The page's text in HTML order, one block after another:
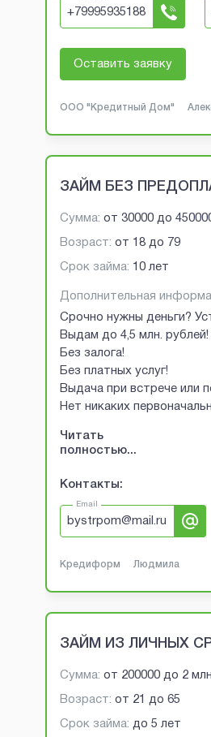
+79995935188
Оставить заявку
ООО "Кредитный Дом"
ЗАЙМ БЕЗ
Сумма: от 30000 до
Возраст: от 18 до 79
Срок займа: 10 лет
Дополнительная
Срочно нужны деньги?
Выдам до 4,5 млн. рублей!
Без залога!
Без платных услуг!
Выдача при встрече или
Нет никаких
Читать
полностью...
Контакты:
Email
bystrpom@mail.ru
Кредиформ Людмила
ЗАЙМ ИЗ ЛИЧНЫХ
Сумма: от 200000 до 2 млн
Возраст: от 21 до 65
Срок займа: до 5 лет